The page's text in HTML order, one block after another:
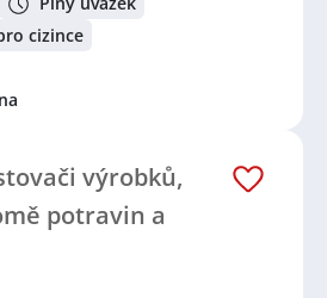
cizince
výrobků,
potravin a